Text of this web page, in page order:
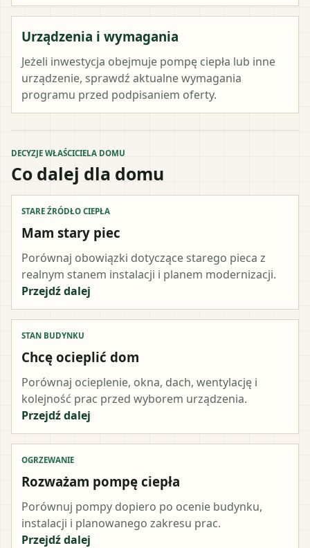
Urządzenia i wymagania
Jeżeli inwestycja obejmuje pompę ciepła lub inne
urządzenie, sprawdź aktualne wymagania
programu przed podpisaniem oferty.
DECYZJE WŁAŚCICIELA DOMU
Co dalej dla domu
STARE ŹRÓDŁO CIEPŁA
Mam stary piec
Porównaj obowiązki dotyczące starego pieca z
realnym stanem instalacji i planem modernizacji.
Przejdź dalej
STAN BUDYNKU
Chcę ocieplić dom
Porównaj ocieplenie, okna, dach, wentylację i
kolejność prac przed wyborem urządzenia.
Przejdź dalej
OGRZEWANIE
Rozważam pompę ciepła
Porównuj pompy dopiero po ocenie budynku,
instalacji i planowanego zakresu prac.
Przejdź dalej